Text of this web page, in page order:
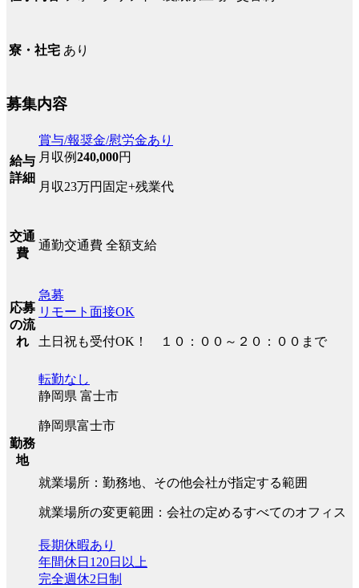
寮・社宅 あり
募集内容
給与
詳細
賞与/報奨金/慰労金あり
月収例240,000円
月収23万円固定+残業代
交通
費
通勤交通費 全額支給
応募
の流
れ
急募
リモート面接OK
土日祝も受付OK！ １０：００～２０：００まで
勤務
地
転勤なし
静岡県 富士市
静岡県富士市
就業場所：勤務地、その他会社が指定する範囲
就業場所の変更範囲：会社の定めるすべてのオフィス
長期休暇あり
年間休日120日以上
完全週休2日制